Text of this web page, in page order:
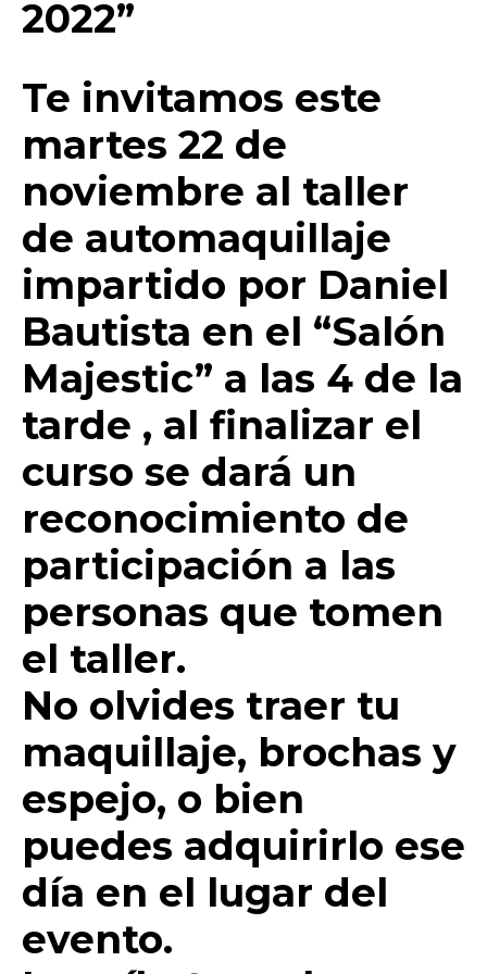
k
2022”
Te invitamos este
martes 22 de
noviembre al taller
de automaquillaje
impartido por Daniel
Bautista en el “Salón
Majestic” a las 4 de la
tarde , al finalizar el
curso se dará un
reconocimiento de
participación a las
personas que tomen
el taller.
No olvides traer tu
maquillaje, brochas y
espejo, o bien
puedes adquirirlo ese
día en el lugar del
evento.